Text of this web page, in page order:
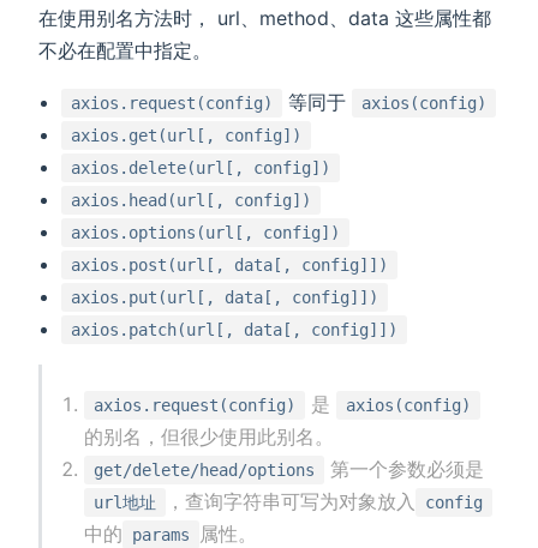
在使用别名方法时， url、method、data 这些属性都
不必在配置中指定。
axios.request(config) 等同于
axios(config)
axios.get(url[, config])
axios.delete(url[, config])
axios.head(url[, config])
axios.options(url[, config])
axios.post(url[, data[, config]])
axios.put(url[, data[, config]])
axios.patch(url[, data[, config]])
axios.request(config) 是 axios(config)
的别名，但很少使用此别名。
get/delete/head/options 第一个参数必须是
url地址 ，查询字符串可写为对象放入 config
中的 params 属性。